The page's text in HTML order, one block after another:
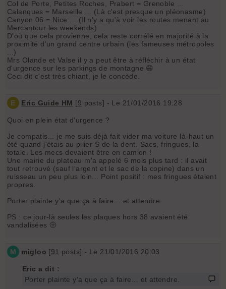
Col de Porte, Petites Roches, Prabert = Grenoble ...
Calanques = Marseille ... (Là c'est presque un pléonasme)
Canyon 06 = Nice ... (Il n'y a qu'à voir les routes menant au
Mercantour les weekends)
D'où que cela provienne, cela reste corrélé en majorité à la
proximité d'un grand centre urbain (les fameuses métropoles
...)
Mrs Olande et Valse il y a peut être à réfléchir à un état
d'urgence sur les parkings de montagne 😄
Ceci dit c'est très chiant, je le concède.
E Eric Guide HM [9 posts] - Le 21/01/2016 19:28
Quoi en plein état d'urgence ?
Je compatis... je me suis déjà fait vider ma voiture là-haut un
été quand j'étais au pilier S de la dent. Sacs, fringues, la
totale. Les mecs devaient être en camion !
Une mairie du plateau m'a appelé 6 mois plus tard : il avait
tout retrouvé (sauf l'argent et le sac de la copine) dans un
ruisseau un peu plus loin... Point positif : mes fringues étaient
propres.
Porter plainte y'a que ça à faire... et attendre.
PS : ce jour-là seules les plaques hors 38 avaient été
vandalisées 🤨
M migloo [91 posts] - Le 21/01/2016 20:03
Eric a dit :
Porter plainte y'a que ça à faire... et attendre.